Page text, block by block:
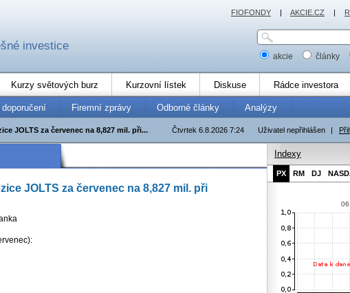
investice
akcie články
Kurzy světových burz Kurzovní lístek Diskuse Rádce investora
doporučení Firemní zprávy Odborné články Analýzy
Uživatel nepřihlášen |
Čtvrtek 6.8.2026 7:24
JOLTS za červenec na 8,827 mil. při...
JOLTS za červenec na 8,827 mil. při
Indexy
PX RM DJ
FIOFONDY | AKCIE.CZ |